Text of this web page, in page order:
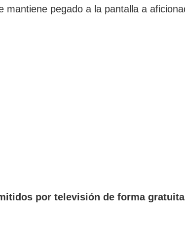
mantiene pegado a la pantalla a
por televisión de forma gratuita